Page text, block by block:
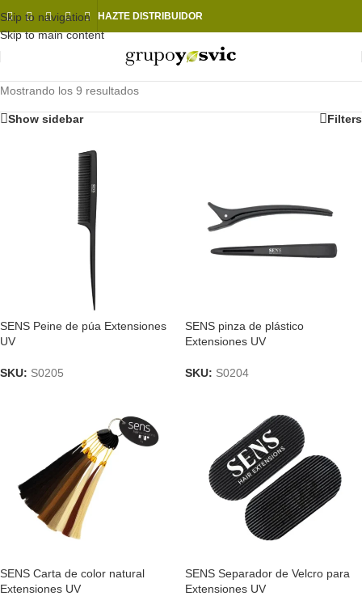
Skip to navigation
Skip to main content
HAZTE DISTRIBUIDOR
Mostrando los 9 resultados
Show sidebar Filters
SENS Peine de púa Extensiones
UV
SKU: S0205
SENS pinza de plástico
Extensiones UV
SKU: S0204
SENS Carta de color natural
Extensiones UV
SENS Separador de Velcro para
Extensiones UV